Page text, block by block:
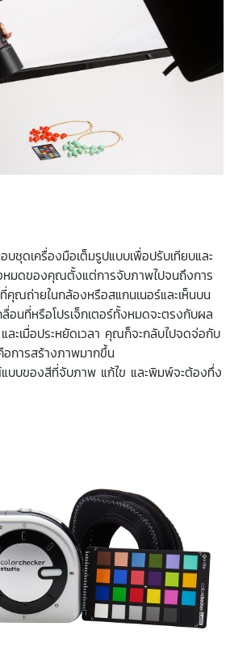
ชุดเครื่องมือเต็มรูปแบบเพื่อปรับเทียบและ
มดของคุณตั้งแต่การจับภาพไปจนถึงการ
ณถ่ายในกล้องหรือสแกนเนอร์และเห็นบน
นที่หรือโปรเจ็กเตอร์ทั้งหมดจะตรงกับผล
เมื่อประหยัดเวลา คุณก็จะกลับไปจดจ่อกับ
การสร้างภาพมากขึ้น
บบของสีที่จับภาพ แก้ไข และพิมพ์จะต้องทึ่ง